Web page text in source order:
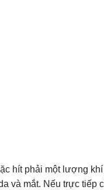
hít phải một lượng
và mắt. Nếu trực tiếp